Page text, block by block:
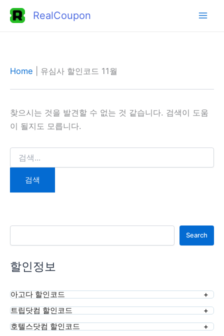
RealCoupon
Home 유심사 할인코드 11월
찾으시는 것을 발견할 수 없는 것 같습니다. 검색이 도움
이 될지도 모릅니다.
검
검색
Search
할인정보
아고다 할인코드
트립닷컴 할인코드
호텔스닷컴 할인코드